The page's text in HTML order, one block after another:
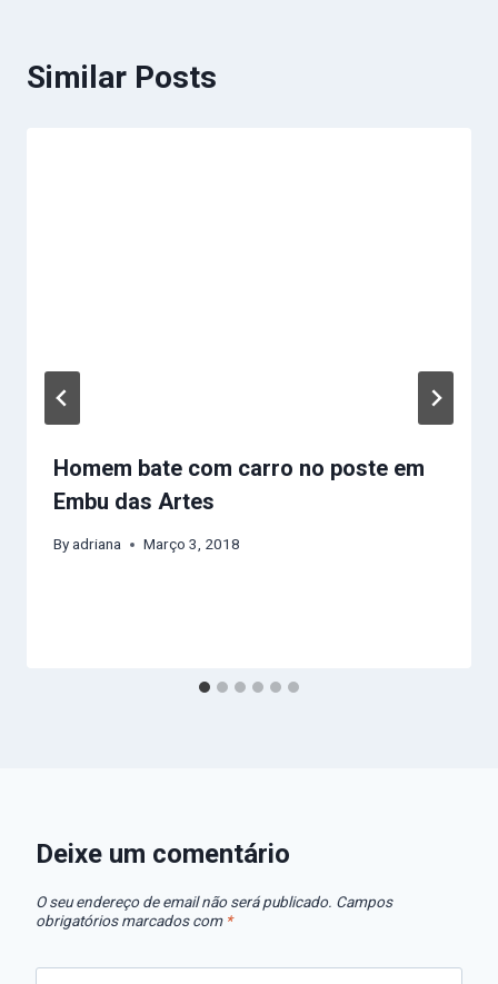
Similar Posts
Homem bate com carro no poste em
Embu das Artes
Byadriana Março 3, 2018
Deixe um comentário
O seu endereço de email não será publicado. Campos
obrigatórios marcados com *